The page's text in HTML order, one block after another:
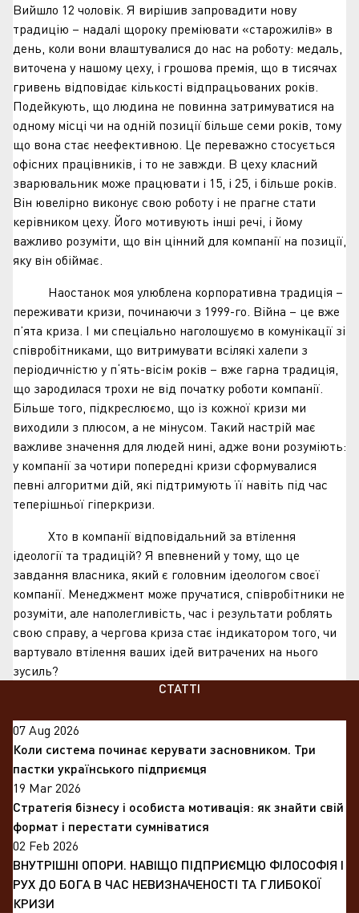
Вийшло 12 чоловік. Я вирішив запровадити нову
традицію – надалі щороку преміювати «старожилів» в
день, коли вони влаштувалися до нас на роботу: медаль,
виточена у нашому цеху, і грошова премія, що в тисячах
гривень відповідає кількості відпрацьованих років.
Подейкують, що людина не повинна затримуватися на
одному місці чи на одній позиції більше семи років, тому
що вона стає неефективною. Це переважно стосується
офісних працівників, і то не завжди. В цеху класний
зварювальник може працювати і 15, і 25, і більше років.
Він ювелірно виконує свою роботу і не прагне стати
керівником цеху. Його мотивують інші речі, і йому
важливо розуміти, що він цінний для компанії на позиції,
яку він обіймає.
Наостанок моя улюблена корпоративна традиція –
переживати кризи, починаючи з 1999-го. Війна – це вже
п’ята криза. І ми спеціально наголошуємо в комунікації зі
співробітниками, що витримувати всілякі халепи з
періодичністю у п‘ять-вісім років – вже гарна традиція,
що зародилася трохи не від початку роботи компанії.
Більше того, підкреслюємо, що із кожної кризи ми
виходили з плюсом, а не мінусом. Такий настрій має
важливе значення для людей нині, адже вони розуміють:
у компанії за чотири попередні кризи сформувалися
певні алгоритми дій, які підтримують її навіть під час
теперішньої гіперкризи.
Хто в компанії відповідальний за втілення
ідеології та традицій? Я впевнений у тому, що це
завдання власника, який є головним ідеологом своєї
компанії. Менеджмент може пручатися, співробітники не
розуміти, але наполегливість, час і результати роблять
свою справу, а чергова криза стає індикатором того, чи
вартувало втілення ваших ідей витрачених на нього
зусиль?
СТАТТІ
07 Aug 2026
Коли система починає керувати засновником. Три
пастки українського підприємця
19 Mar 2026
Стратегія бізнесу і особиста мотивація: як знайти свій
формат і перестати сумніватися
02 Feb 2026
ВНУТРІШНІ ОПОРИ. НАВІЩО ПІДПРИЄМЦЮ ФІЛОСОФІЯ І
РУХ ДО БОГА В ЧАС НЕВИЗНАЧЕНОСТІ ТА ГЛИБОКОЇ
КРИЗИ